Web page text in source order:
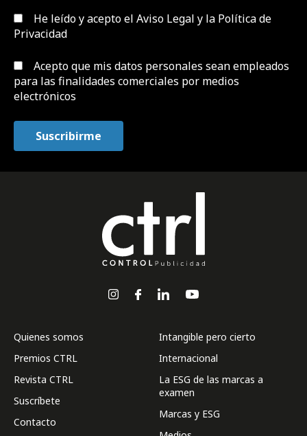
He leído y acepto el Aviso Legal y la Política de
Privacidad
Acepto que mis datos personales sean empleados
para las finalidades comerciales por medios
electrónicos
Quienes somos
Premios CTRL
Revista CTRL
Suscríbete
Contacto
Intangible pero cierto
Internacional
La ESG de las marcas a
examen
Marcas y ESG